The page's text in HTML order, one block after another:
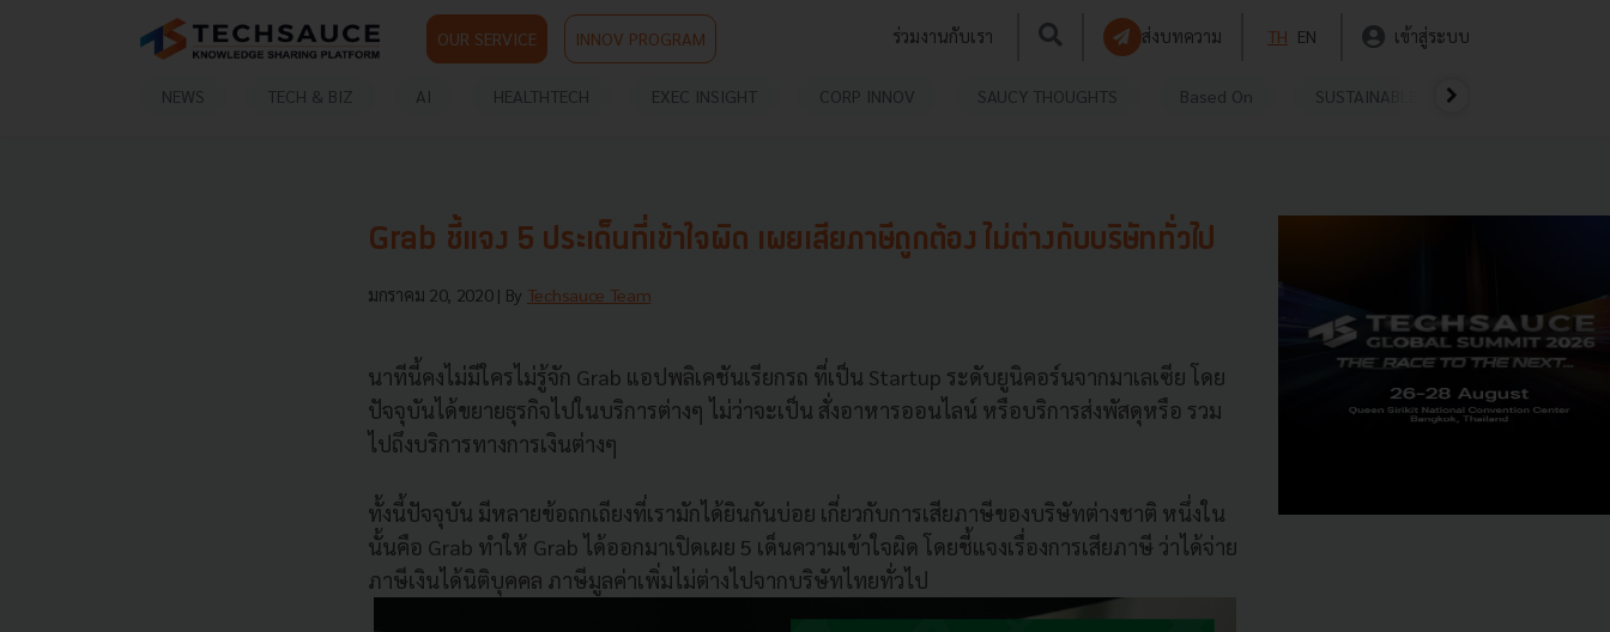
OUR SERVICE INNOV PROGRAM ร่วมงานกับเรา ส่งบทความ TH EN เข้าสู่ระบบ
NEWS TECH & BIZ AI HEALTHTECH EXEC INSIGHT CORP INNOV SAUCY THOUGHTS Based On SUSTAINABLE
Grab ชี้แจง 5 ประเด็นที่เข้าใจผิด เผยเสียภาษีถูกต้อง ไม่ต่างกับบริษัททั่วไป
มกราคม 20, 2020 | By Techsauce Team
นาทีนี้คงไม่มีใครไม่รู้จัก Grab แอปพลิเคชันเรียกรถ ที่เป็น Startup ระดับยูนิคอร์นจากมาเลเซีย โดย
ปัจจุบันได้ขยายธุรกิจไปในบริการต่างๆ ไม่ว่าจะเป็น สั่งอาหารออนไลน์ หรือบริการส่งพัสดุหรือ รวม
ไปถึงบริการทางการเงินต่างๆ
ทั้งนี้ปัจจุบัน มีหลายข้อถกเถียงที่เรามักได้ยินกันบ่อย เกี่ยวกับการเสียภาษีของบริษัทต่างชาติ หนึ่งใน
นั้นคือ Grab ทำให้ Grab ได้ออกมาเปิดเผย 5 เด็นความเข้าใจผิด โดยชี้แจงเรื่องการเสียภาษี ว่าได้จ่าย
ภาษีเงินได้นิติบุคคล ภาษีมูลค่าเพิ่มไม่ต่างไปจากบริษัทไทยทั่วไป